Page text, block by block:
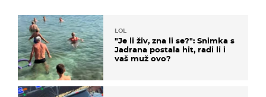
LOL
"Je li živ, zna li se?": Snimka s
Jadrana postala hit, radi li i
vaš muž ovo?